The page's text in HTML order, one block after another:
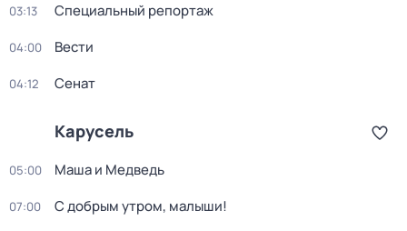
03:13 Специальный репортаж
04:00 Вести
04:12 Сенат
Карусель
05:00 Маша и Медведь
07:00 С добрым утром, малыши!